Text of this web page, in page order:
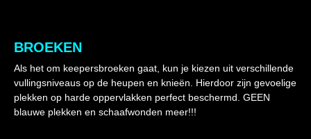
BROEKEN
Als het om keepersbroeken gaat, kun je kiezen uit verschillende
vullingsniveaus op de heupen en knieën. Hierdoor zijn gevoelige
plekken op harde oppervlakken perfect beschermd. GEEN
blauwe plekken en schaafwonden meer!!!